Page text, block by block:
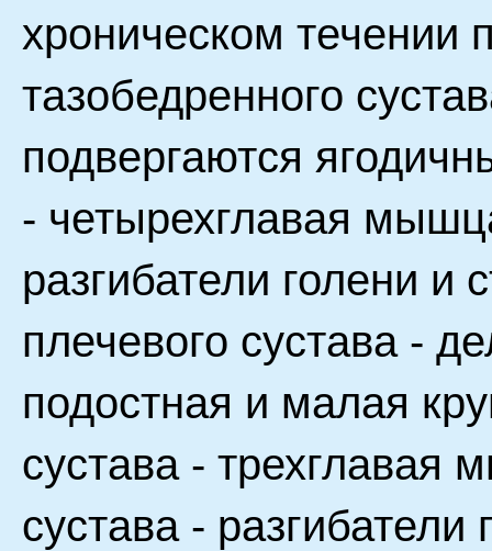
хроническом течении
тазобедренного
подвергаются
- четырехглавая
разгибатели голени и
плечевого сустава -
подостная и малая
сустава - трехглавая
сустава -